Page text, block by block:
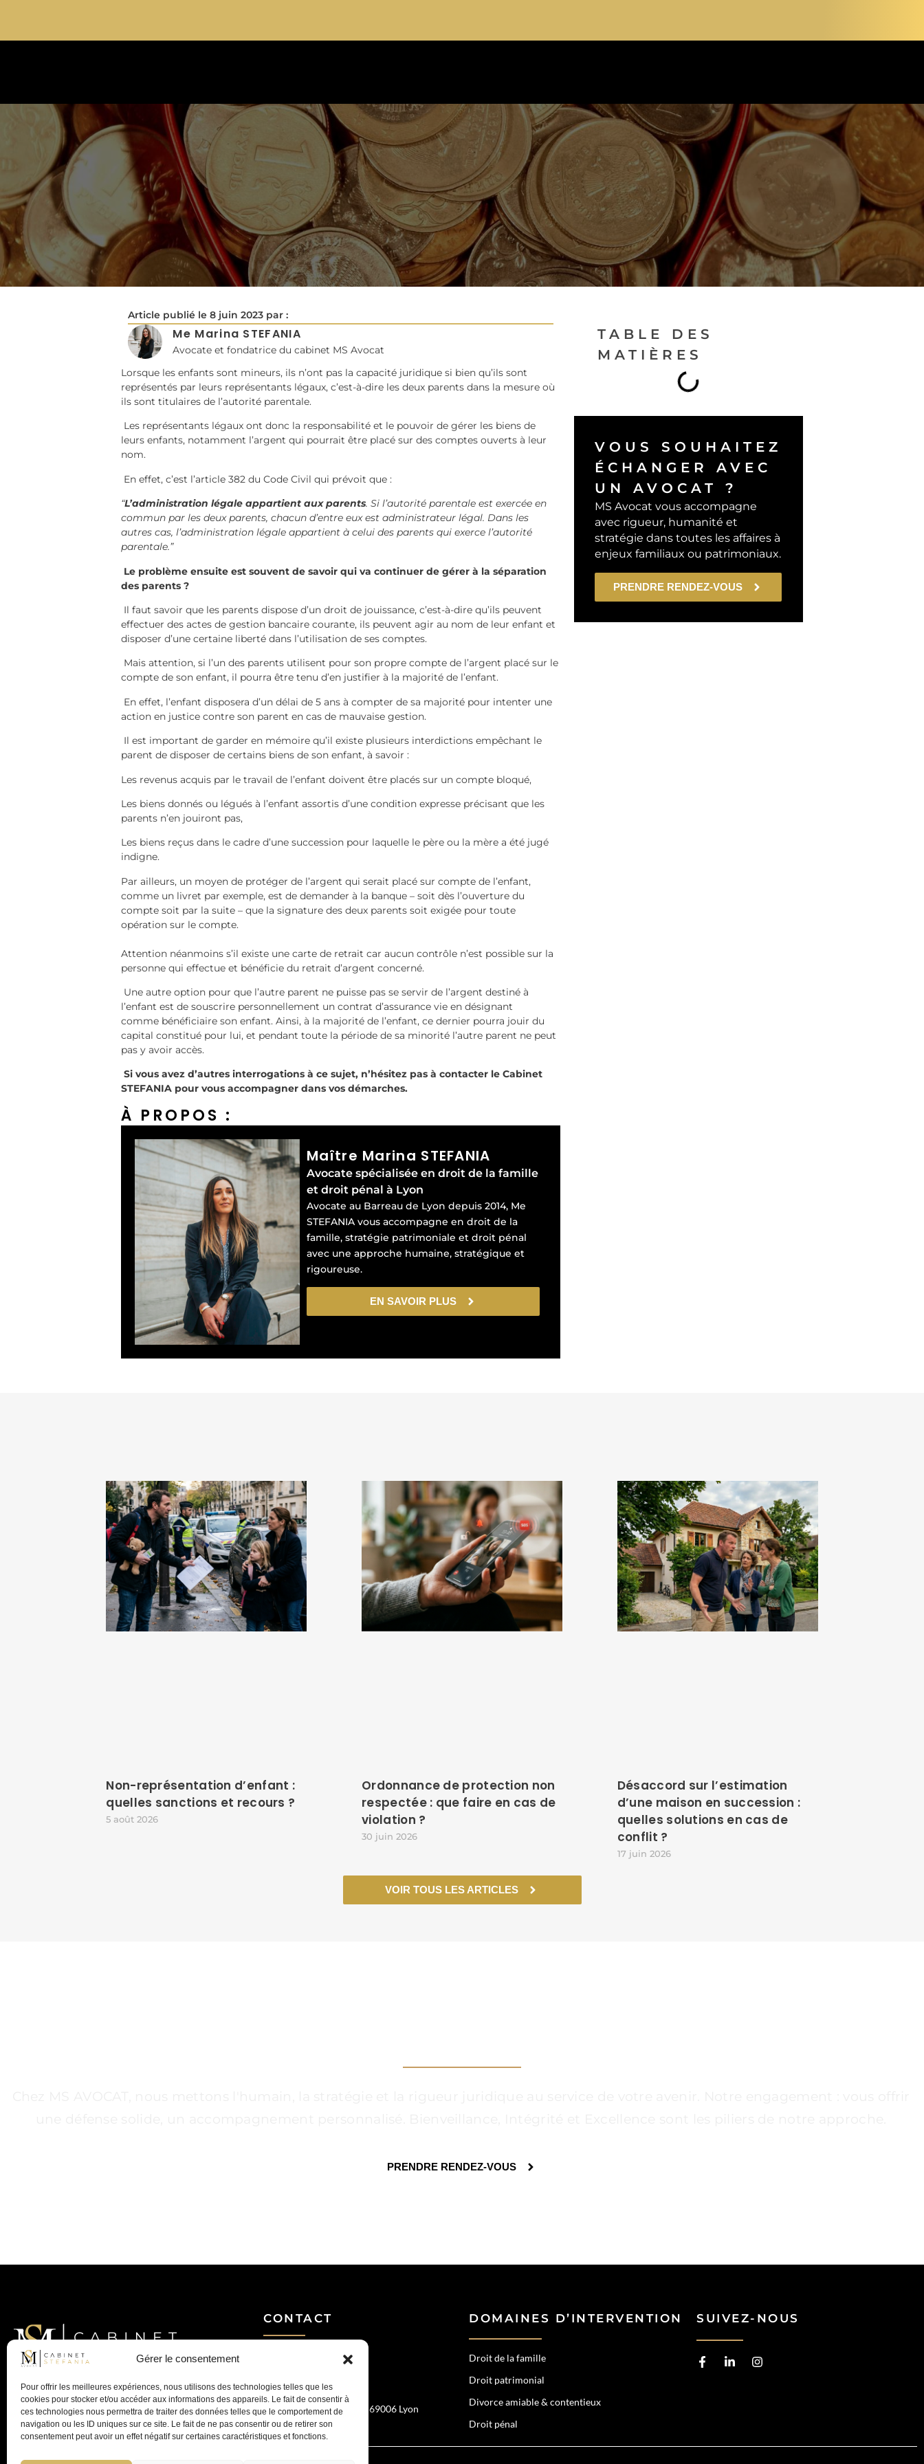
Gérer le consentement
Pour offrir les meilleures expériences, nous utilisons des technologies telles que les
cookies pour stocker et/ou accéder aux informations des appareils. Le fait de consentir à
ces technologies nous permettra de traiter des données telles que le comportement de
navigation ou les ID uniques sur ce site. Le fait de ne pas consentir ou de retirer son
consentement peut avoir un effet négatif sur certaines caractéristiques et fonctions.
Article publié le 8 juin 2023 par :
Me Marina STEFANIA
Avocate et fondatrice du cabinet MS Avocat
Lorsque les enfants sont mineurs, ils n’ont pas la capacité juridique si bien qu’ils sont
représentés par leurs représentants légaux, c’est-à-dire les deux parents dans la mesure où
ils sont titulaires de l’autorité parentale.
Les représentants légaux ont donc la responsabilité et le pouvoir de gérer les biens de
leurs enfants, notamment l’argent qui pourrait être placé sur des comptes ouverts à leur
nom.
En effet, c’est l’article 382 du Code Civil qui prévoit que :
“L’administration légale appartient aux parents. Si l’autorité parentale est exercée en
commun par les deux parents, chacun d’entre eux est administrateur légal. Dans les
autres cas, l’administration légale appartient à celui des parents qui exerce l’autorité
parentale.”
Le problème ensuite est souvent de savoir qui va continuer de gérer à la séparation
des parents ?
Il faut savoir que les parents dispose d’un droit de jouissance, c’est-à-dire qu’ils peuvent
effectuer des actes de gestion bancaire courante, ils peuvent agir au nom de leur enfant et
disposer d’une certaine liberté dans l’utilisation de ses comptes.
Mais attention, si l’un des parents utilisent pour son propre compte de l’argent placé sur le
compte de son enfant, il pourra être tenu d’en justifier à la majorité de l’enfant.
En effet, l’enfant disposera d’un délai de 5 ans à compter de sa majorité pour intenter une
action en justice contre son parent en cas de mauvaise gestion.
Il est important de garder en mémoire qu’il existe plusieurs interdictions empêchant le
parent de disposer de certains biens de son enfant, à savoir :
Les revenus acquis par le travail de l’enfant doivent être placés sur un compte bloqué,
Les biens donnés ou légués à l’enfant assortis d’une condition expresse précisant que les
parents n’en jouiront pas,
Les biens reçus dans le cadre d’une succession pour laquelle le père ou la mère a été jugé
indigne.
Par ailleurs, un moyen de protéger de l’argent qui serait placé sur compte de l’enfant,
comme un livret par exemple, est de demander à la banque – soit dès l’ouverture du
compte soit par la suite – que la signature des deux parents soit exigée pour toute
opération sur le compte.
Attention néanmoins s’il existe une carte de retrait car aucun contrôle n’est possible sur la
personne qui effectue et bénéficie du retrait d’argent concerné.
Une autre option pour que l’autre parent ne puisse pas se servir de l’argent destiné à
l’enfant est de souscrire personnellement un contrat d’assurance vie en désignant
comme bénéficiaire son enfant. Ainsi, à la majorité de l’enfant, ce dernier pourra jouir du
capital constitué pour lui, et pendant toute la période de sa minorité l’autre parent ne peut
pas y avoir accès.
Si vous avez d’autres interrogations à ce sujet, n’hésitez pas à contacter le Cabinet
STEFANIA pour vous accompagner dans vos démarches.
À PROPOS :
Maître Marina STEFANIA
Avocate spécialisée en droit de la famille
et droit pénal à Lyon
Avocate au Barreau de Lyon depuis 2014, Me
STEFANIA vous accompagne en droit de la
famille, stratégie patrimoniale et droit pénal
avec une approche humaine, stratégique et
rigoureuse.
EN SAVOIR PLUS
TABLE DES
MATIÈRES
VOUS SOUHAITEZ
ÉCHANGER AVEC
UN AVOCAT ?
MS Avocat vous accompagne
avec rigueur, humanité et
stratégie dans toutes les affaires à
enjeux familiaux ou patrimoniaux.
PRENDRE RENDEZ-VOUS
Non-représentation d’enfant :
quelles sanctions et recours ?
5 août 2026
Ordonnance de protection non
respectée : que faire en cas de
violation ?
30 juin 2026
Désaccord sur l’estimation
d’une maison en succession :
quelles solutions en cas de
conflit ?
17 juin 2026
VOIR TOUS LES ARTICLES
PRENDRE RENDEZ-VOUS
MS AVOCAT – Cabinet STEFANIA
Avocat à Lyon – Droit de la famille, du
patrimoine et pénal
CONTACT
04 28 29 77 54
35 Av. Maréchal de Saxe, 69006 Lyon
DOMAINES D’INTERVENTION
Droit de la famille
Droit patrimonial
Divorce amiable & contentieux
Droit pénal
SUIVEZ-NOUS